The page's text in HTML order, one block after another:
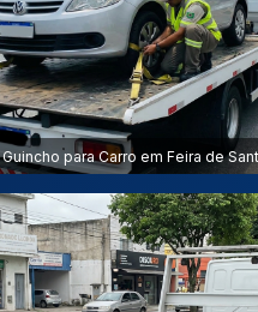
Guincho para Carro em Feira de